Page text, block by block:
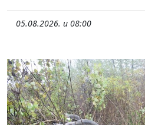
05.08.2026. u 08:00